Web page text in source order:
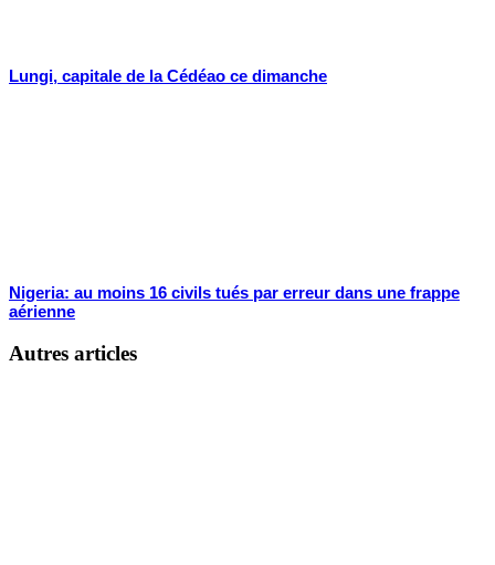
Lungi, capitale de la Cédéao ce dimanche
Nigeria: au moins 16 civils tués par erreur dans une frappe
aérienne
Autres articles